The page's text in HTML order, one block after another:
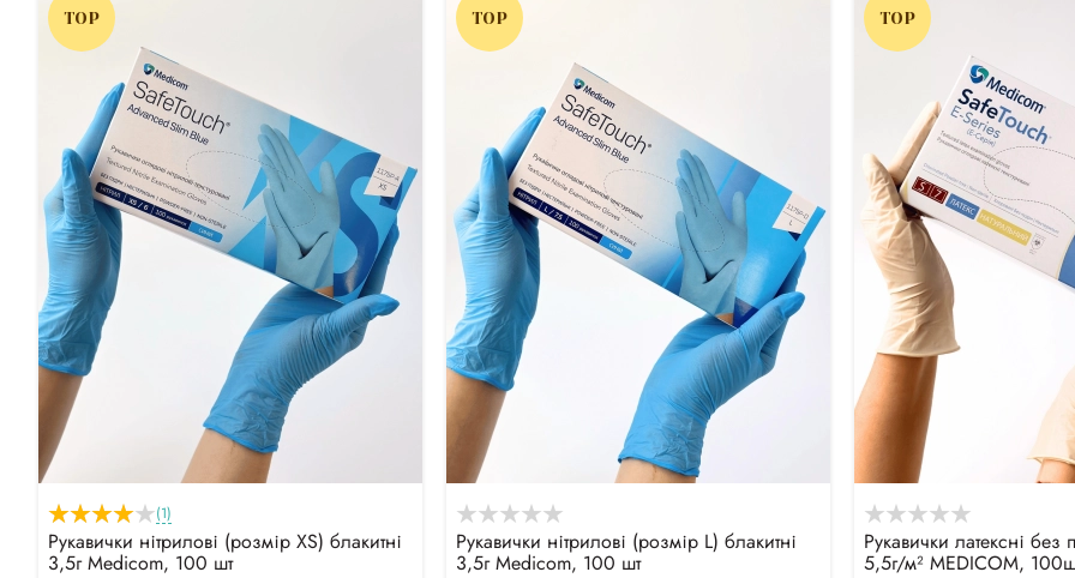
TOP
(1)
Рукавички нітрилові (розмір XS) блакитні
3,5г Medicom, 100 шт
TOP
Рукавички нітрилові (розмір L) блакитні
3,5г Medicom, 100 шт
TOP
Рукавички латексні
5,5г/м² MEDICOM,